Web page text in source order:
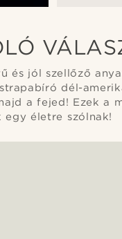
és jól szellőző
dél-
a fejed! Ezek a
életre szólnak!